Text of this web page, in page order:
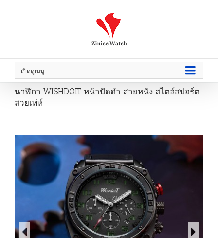
เปิดดูเมนู
นาฬิกา WISHDOIT หน้าปัดดำ สายหนัง สไตล์สปอร์ต
สวยเท่ห์